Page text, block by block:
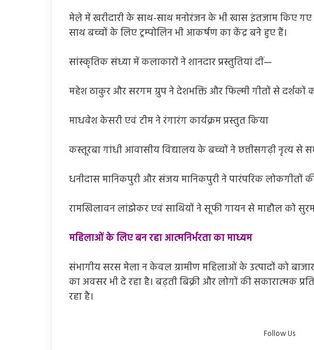
मेले में खरीदारी के साथ-साथ मनोरंजन के भी खास इंतजाम किए
साथ बच्चों के लिए ट्रम्पोलिन भी आकर्षण का केंद्र बने हुए हैं।
सांस्कृतिक संध्या में कलाकारों ने शानदार प्रस्तुतियां दीं—
महेश ठाकुर और सरगम ग्रुप ने देशभक्ति और फिल्मी गीतों से दर्शकों
माधवेश केसरी एवं टीम ने रंगारंग कार्यक्रम प्रस्तुत किया
कस्तूरबा गांधी आवासीय विद्यालय के बच्चों ने छत्तीसगढ़ी नृत्य से
धनीदास मानिकपुरी और संजय मानिकपुरी ने पारंपरिक लोकगीतों की
रामखिलावन लांझेकर एवं साथियों ने सूफी गायन से माहौल को
महिलाओं के लिए बन रहा आत्मनिर्भरता का माध्यम
संभागीय सरस मेला न केवल ग्रामीण महिलाओं के उत्पादों को
का अवसर भी दे रहा है। बढ़ती बिक्री और लोगों की सकारात्मक
रहा है।
Follow Us